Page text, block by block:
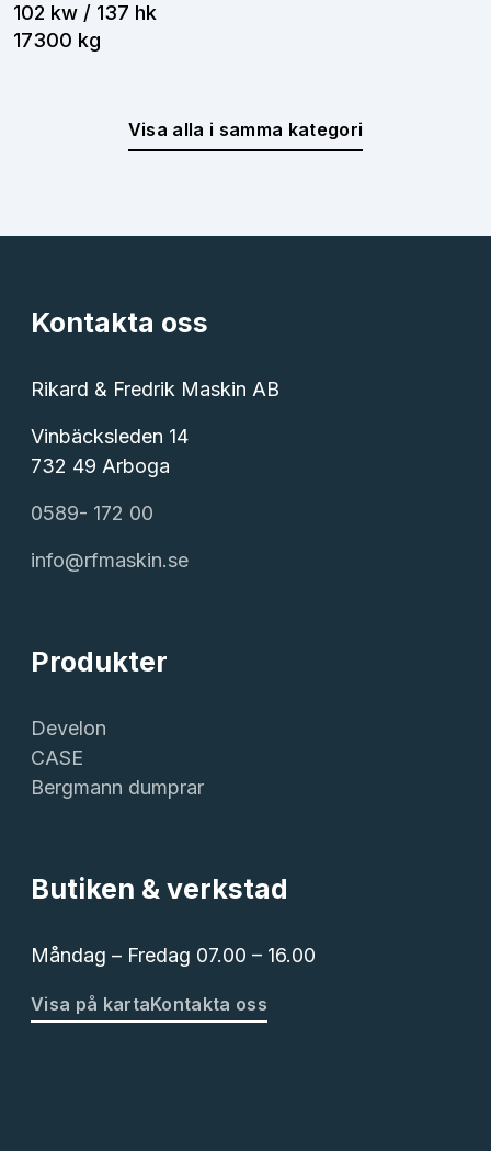
102 kw / 137 hk
17300 kg
Visa alla i samma kategori
Kontakta oss
Rikard & Fredrik Maskin AB
Vinbäcksleden 14
732 49 Arboga
0589- 172 00
info@rfmaskin.se
Produkter
Develon
CASE
Bergmann dumprar
Butiken & verkstad
Måndag – Fredag 07.00 – 16.00
Visa på kartaKontakta oss